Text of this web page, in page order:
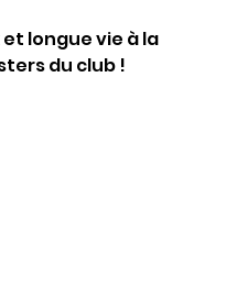
et longue vie à la
du club !